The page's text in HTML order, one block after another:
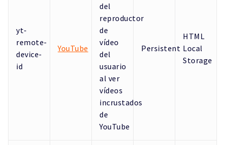
yt-
remote-
device-
id
YouTube
del
reproductor
de
vídeo
del
usuario
al ver
vídeos
incrustados
de
YouTube
Persistent
HTML
Local
Storage